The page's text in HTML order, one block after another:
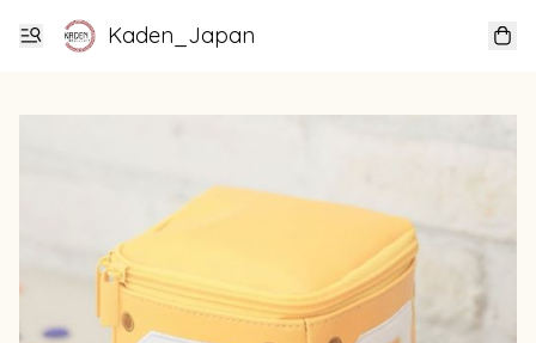
Kaden_Japan